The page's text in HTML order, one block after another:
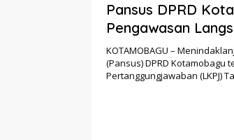
Pansus DPRD
Pengawasan
SKPD
KOTAMOBAGU –
(Pansus) DPRD Kotamobagu
Pertanggungjawaban (LKPJ)